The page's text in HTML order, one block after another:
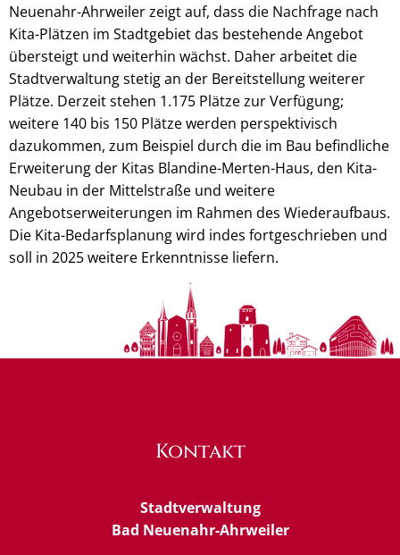
Neuenahr-Ahrweiler zeigt auf, dass die Nachfrage nach
Kita-Plätzen im Stadtgebiet das bestehende Angebot
übersteigt und weiterhin wächst. Daher arbeitet die
Stadtverwaltung stetig an der Bereitstellung weiterer
Plätze. Derzeit stehen 1.175 Plätze zur Verfügung;
weitere 140 bis 150 Plätze werden perspektivisch
dazukommen, zum Beispiel durch die im Bau befindliche
Erweiterung der Kitas Blandine-Merten-Haus, den Kita-
Neubau in der Mittelstraße und weitere
Angebotserweiterungen im Rahmen des Wiederaufbaus.
Die Kita-Bedarfsplanung wird indes fortgeschrieben und
soll in 2025 weitere Erkenntnisse liefern.
Kontakt
Stadtverwaltung
Bad Neuenahr-Ahrweiler